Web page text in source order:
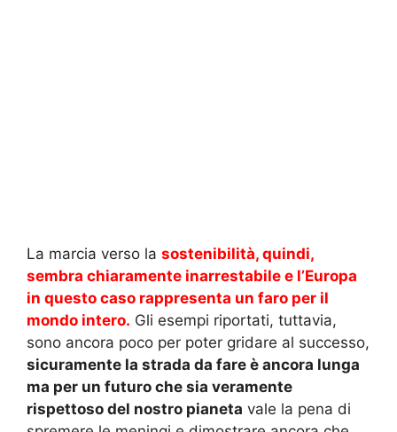
La marcia verso la sostenibilità, quindi,
sembra chiaramente inarrestabile e l’Europa
in questo caso rappresenta un faro per il
mondo intero. Gli esempi riportati, tuttavia,
sono ancora poco per poter gridare al successo,
sicuramente la strada da fare è ancora lunga
ma per un futuro che sia veramente
rispettoso del nostro pianeta vale la pena di